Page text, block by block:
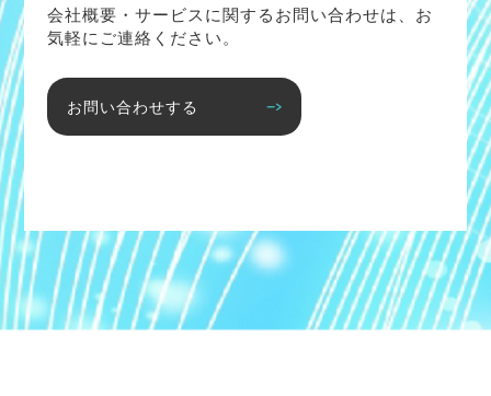
会社概要・サービスに関するお問い合わせは、お
気軽にご連絡ください。
お問い合わせする